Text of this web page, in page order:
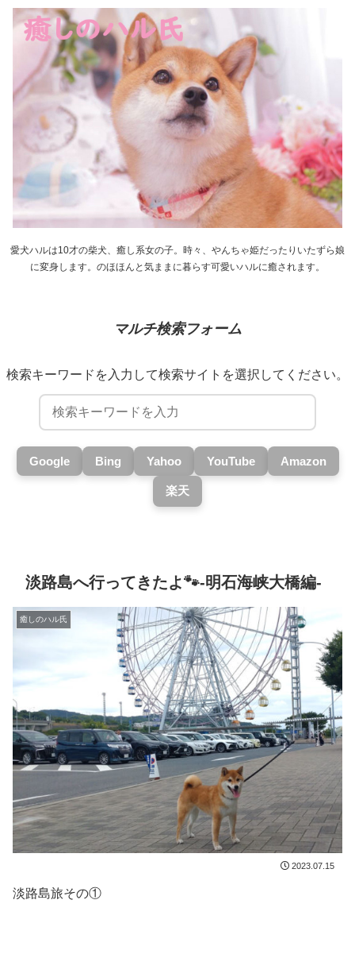
愛犬ハルは10才の柴犬、癒し系女の子。時々、やんちゃ姫だったりいたずら娘
に変身します。のほほんと気ままに暮らす可愛いハルに癒されます。
マルチ検索フォーム
検索キーワードを入力して検索サイトを選択してください。
Google Bing Yahoo YouTube Amazon
楽天
淡路島へ行ってきたよ🐾-明石海峡大橋編-
癒しのハル氏
2023.07.15
淡路島旅その①